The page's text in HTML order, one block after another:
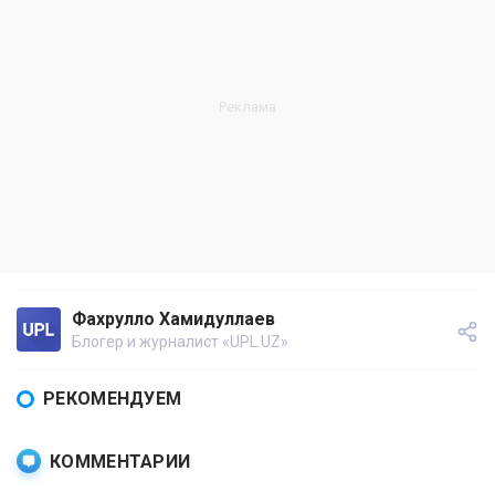
Фахрулло Хамидуллаев
Блогер и журналист «UPL.UZ»
РЕКОМЕНДУЕМ
КОММЕНТАРИИ